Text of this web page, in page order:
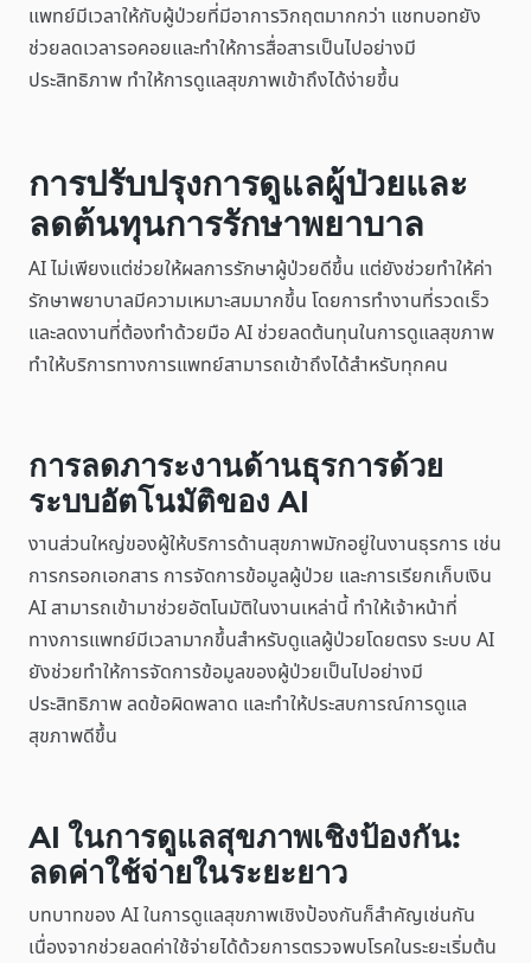
แพทย์มีเวลาให้กับผู้ป่วยที่มีอาการวิกฤตมากกว่า แชทบอทยัง
ช่วยลดเวลารอคอยและทำให้การสื่อสารเป็นไปอย่างมี
ประสิทธิภาพ ทำให้การดูแลสุขภาพเข้าถึงได้ง่ายขึ้น
การปรับปรุงการดูแลผู้ป่วยและ
ลดต้นทุนการรักษาพยาบาล
AI ไม่เพียงแต่ช่วยให้ผลการรักษาผู้ป่วยดีขึ้น แต่ยังช่วยทำให้ค่า
รักษาพยาบาลมีความเหมาะสมมากขึ้น โดยการทำงานที่รวดเร็ว
และลดงานที่ต้องทำด้วยมือ AI ช่วยลดต้นทุนในการดูแลสุขภาพ
ทำให้บริการทางการแพทย์สามารถเข้าถึงได้สำหรับทุกคน
การลดภาระงานด้านธุรการด้วย
ระบบอัตโนมัติของ AI
งานส่วนใหญ่ของผู้ให้บริการด้านสุขภาพมักอยู่ในงานธุรการ เช่น
การกรอกเอกสาร การจัดการข้อมูลผู้ป่วย และการเรียกเก็บเงิน
AI สามารถเข้ามาช่วยอัตโนมัติในงานเหล่านี้ ทำให้เจ้าหน้าที่
ทางการแพทย์มีเวลามากขึ้นสำหรับดูแลผู้ป่วยโดยตรง ระบบ AI
ยังช่วยทำให้การจัดการข้อมูลของผู้ป่วยเป็นไปอย่างมี
ประสิทธิภาพ ลดข้อผิดพลาด และทำให้ประสบการณ์การดูแล
สุขภาพดีขึ้น
AI ในการดูแลสุขภาพเชิงป้องกัน:
ลดค่าใช้จ่ายในระยะยาว
บทบาทของ AI ในการดูแลสุขภาพเชิงป้องกันก็สำคัญเช่นกัน
เนื่องจากช่วยลดค่าใช้จ่ายได้ด้วยการตรวจพบโรคในระยะเริ่มต้น